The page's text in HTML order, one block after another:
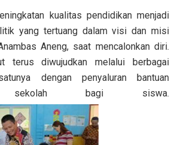
kualitas pendidikan menjadi
yang tertuang dalam visi dan misi
Aneng, saat mencalonkan diri.
terus diwujudkan melalui berbagai
dengan penyaluran bantuan
sekolah bagi siswa.